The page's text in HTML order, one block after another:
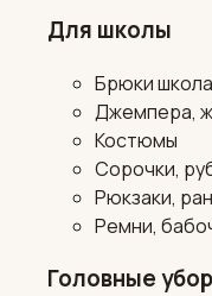
Для школы
Брюки школа
Джемпера,
Костюмы
Сорочки,
Рюкзаки,
Ремни,
Головные